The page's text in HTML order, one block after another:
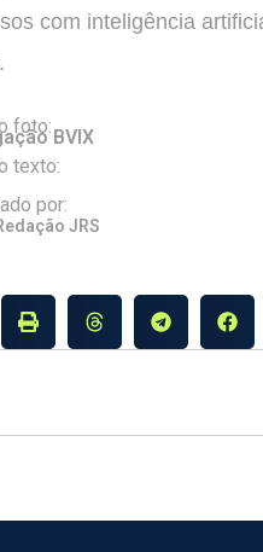
com inteligência
foto:BVIX
texto:
por:
JRS